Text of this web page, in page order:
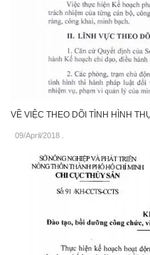
VỀ VIỆC THEO DÕI TÌNH HÌNH
09/April/2018